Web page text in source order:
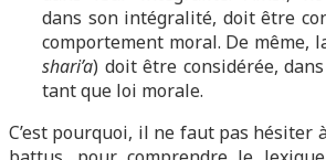
dans son intégralité, doit être
comportement moral. De même,
shari’a) doit être considérée,
tant que loi morale.
C’est pourquoi, il ne faut pas hésiter